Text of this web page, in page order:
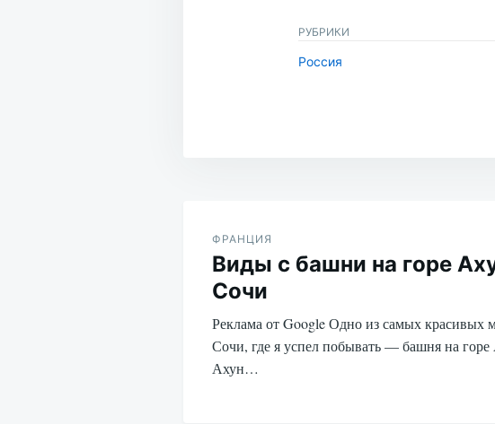
РУБРИКИ
Россия
по
записям
ФРАНЦИЯ
Виды с башни на горе
Сочи
Реклама от Google Одно из самых красивых
Сочи, где я успел побывать — башня на горе
Ахун…